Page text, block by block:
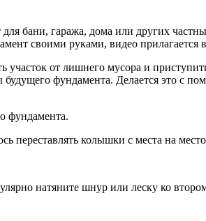
бани, гаража, дома или других
своими руками, видео прилагается
от лишнего мусора и
фундамента. Делается это с
фундамента.
переставлять колышки с места на
натяните шнур или леску ко